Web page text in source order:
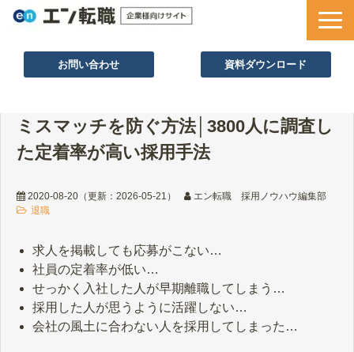
お問い合わせ 資料ダウンロード
採用ノウハウ
採用事例
セミナー情報
ミスマッチを防ぐ方法│3800人に調査し
た定着率が高い採用手法
2020-08-20 （更新： 2026-05-21 ）
エン転職 採用ノウハウ編集部
退職
求人を掲載しても応募がこない…
社員の定着率が低い…
せっかく入社した人が早期離職してしまう…
採用した人が思うように活躍しない…
会社の風土に合わない人を採用してしまった…